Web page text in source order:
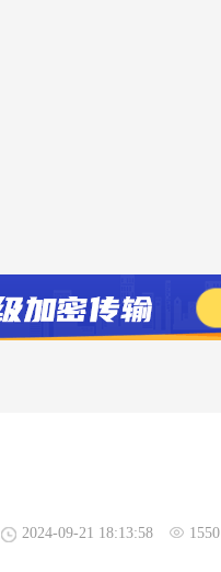
1550
2024-09-21 18:13:58